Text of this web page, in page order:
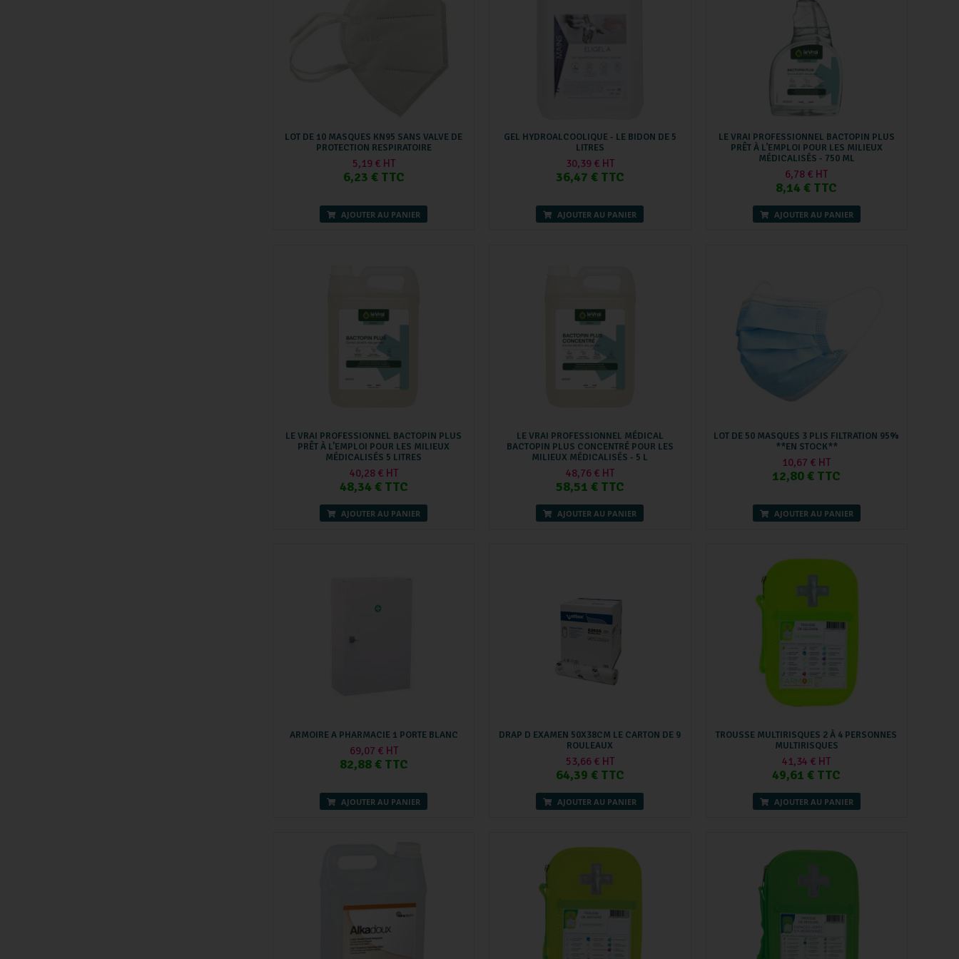
LOT DE 10 MASQUES KN95 SANS VALVE DE
PROTECTION RESPIRATOIRE
5,19 € HT
6,23 € TTC
AJOUTER AU PANIER
GEL HYDROALCOOLIQUE - LE BIDON DE 5
LITRES
30,39 € HT
36,47 € TTC
AJOUTER AU PANIER
LE VRAI PROFESSIONNEL BACTOPIN PLUS
PRÊT À L’EMPLOI POUR LES MILIEUX
MÉDICALISÉS - 750 ML
6,78 € HT
8,14 € TTC
AJOUTER AU PANIER
LE VRAI PROFESSIONNEL BACTOPIN PLUS
PRÊT À L’EMPLOI POUR LES MILIEUX
MÉDICALISÉS 5 LITRES
40,28 € HT
48,34 € TTC
AJOUTER AU PANIER
LE VRAI PROFESSIONNEL MÉDICAL
BACTOPIN PLUS CONCENTRÉ POUR LES
MILIEUX MÉDICALISÉS - 5 L
48,76 € HT
58,51 € TTC
AJOUTER AU PANIER
LOT DE 50 MASQUES 3 PLIS FILTRATION 95%
**EN STOCK**
10,67 € HT
12,80 € TTC
AJOUTER AU PANIER
ARMOIRE A PHARMACIE 1 PORTE BLANC
69,07 € HT
82,88 € TTC
AJOUTER AU PANIER
DRAP D EXAMEN 50X38CM LE CARTON DE 9
ROULEAUX
53,66 € HT
64,39 € TTC
AJOUTER AU PANIER
TROUSSE MULTIRISQUES 2 À 4 PERSONNES
MULTIRISQUES
41,34 € HT
49,61 € TTC
AJOUTER AU PANIER